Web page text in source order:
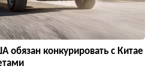
конкурировать с Китае